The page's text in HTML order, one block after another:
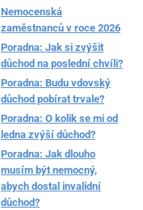
Nemocenská
zaměstnanců v roce 2026
Poradna: Jak si zvýšit
důchod na poslední chvíli?
Poradna: Budu vdovský
důchod pobírat trvale?
Poradna: O kolik se mi od
ledna zvýší důchod?
Poradna: Jak dlouho
musím být nemocný,
abych dostal invalidní
důchod?